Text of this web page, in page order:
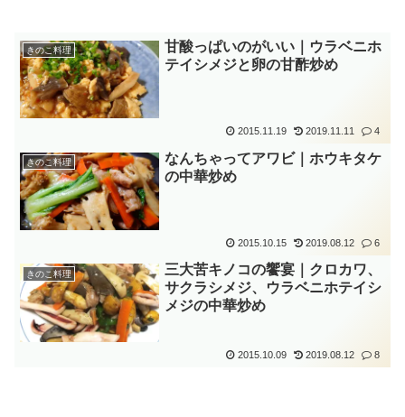
きのこ料理
甘酸っぱいのがいい｜ウラベニホ
テイシメジと卵の甘酢炒め
2015.11.19 2019.11.11 4
きのこ料理
なんちゃってアワビ｜ホウキタケ
の中華炒め
2015.10.15 2019.08.12 6
きのこ料理
三大苦キノコの饗宴｜クロカワ、
サクラシメジ、ウラベニホテイシ
メジの中華炒め
2015.10.09 2019.08.12 8